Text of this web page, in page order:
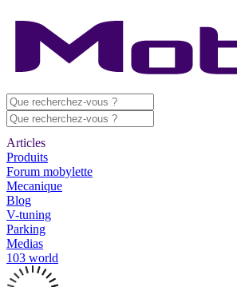
Articles
Produits
Forum mobylette
Mecanique
Blog
V-tuning
Parking
Medias
103 world